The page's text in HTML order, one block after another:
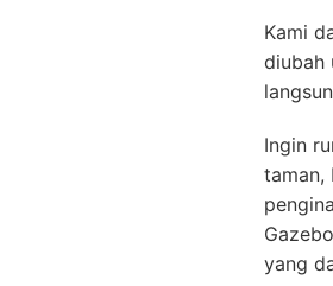
Kami
diubah
Ingin
taman,
yang